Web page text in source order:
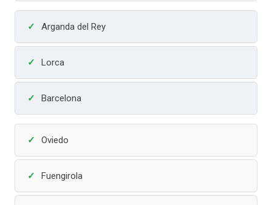
Arganda del Rey
Lorca
Barcelona
Oviedo
Fuengirola